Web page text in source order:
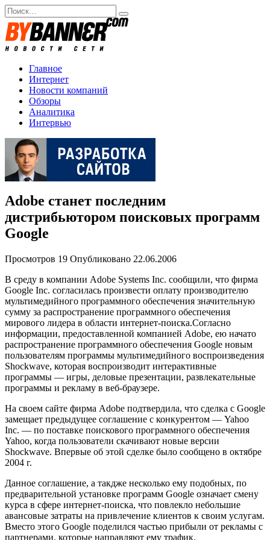
Перейти
к
содержанию
Search
for:
Главное
Интернет
Новости компаний
Обзоры
Аналитика
Интервью
Adobe станет последним
дистрибьютором поисковых программ
Google
Просмотров 19 Опубликовано 22.06.2006
В среду в компании Adobe Systems Inc. сообщили, что фирма
Google Inc. согласилась произвести оплату производителю
мультимедийного программного обеспечения значительную
сумму за распространение программного обеспечения
мирового лидера в области интернет-поиска.Согласно
информации, предоставленной компанией Adobe, ею начато
распространение программного обеспечения Google новым
пользователям программы мультимедийного воспроизведения
Shockwave, которая воспроизводит интерактивные
программы — игры, деловые презентации, развлекательные
программы и рекламу в веб-браузере.
На своем сайте фирма Adobe подтвердила, что сделка с Google
замещает предыдущее соглашение с конкурентом — Yahoo
Inc. — по поставке поискового программного обеспечения
Yahoo, когда пользователи скачивают новые версии
Shockwave. Впервые об этой сделке было сообщено в октябре
2004 г.
Данное соглашение, а такдже несколько ему подобных, по
предварительной установке программ Google означает смену
курса в сфере интернет-поиска, что повлекло небольшие
авансовые затраты на привлечение клиентов к своим услугам.
Вместо этого Google поделился частью прибыли от рекламы с
партнерами, которые направляют ему трафик.